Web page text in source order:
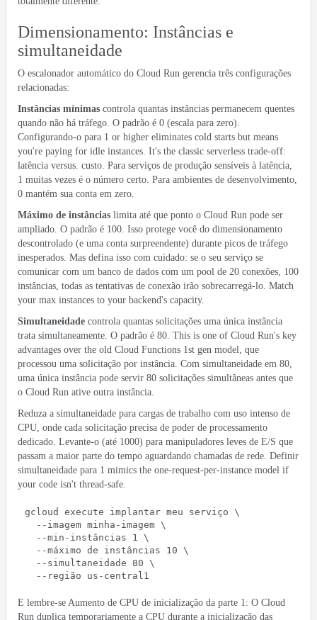
Dimensionamento: Instâncias e
simultaneidade
O escalonador automático do Cloud Run gerencia três configurações
relacionadas:
Instâncias mínimas controla quantas instâncias permanecem quentes
quando não há tráfego. O padrão é 0 (escala para zero).
Configurando-o para 1 or higher eliminates cold starts but means
you're paying for idle instances. It's the classic serverless trade-off:
latência versus. custo. Para serviços de produção sensíveis à latência,
1 muitas vezes é o número certo. Para ambientes de desenvolvimento,
0 mantém sua conta em zero.
Máximo de instâncias limita até que ponto o Cloud Run pode ser
ampliado. O padrão é 100. Isso protege você do dimensionamento
descontrolado (e uma conta surpreendente) durante picos de tráfego
inesperados. Mas defina isso com cuidado: se o seu serviço se
comunicar com um banco de dados com um pool de 20 conexões, 100
instâncias, todas as tentativas de conexão irão sobrecarregá-lo. Match
your max instances to your backend's capacity.
Simultaneidade controla quantas solicitações uma única instância
trata simultaneamente. O padrão é 80. This is one of Cloud Run's key
advantages over the old Cloud Functions 1st gen model, que
processou uma solicitação por instância. Com simultaneidade em 80,
uma única instância pode servir 80 solicitações simultâneas antes que
o Cloud Run ative outra instância.
Reduza a simultaneidade para cargas de trabalho com uso intenso de
CPU, onde cada solicitação precisa de poder de processamento
dedicado. Levante-o (até 1000) para manipuladores leves de E/S que
passam a maior parte do tempo aguardando chamadas de rede. Definir
simultaneidade para 1 mimics the one-request-per-instance model if
your code isn't thread-safe.
gcloud execute implantar meu serviço \
  --imagem minha-imagem \
  --min-instâncias 1 \
  --máximo de instâncias 10 \
  --simultaneidade 80 \
  --região us-central1
E lembre-se Aumento de CPU de inicialização da parte 1: O Cloud
Run duplica temporariamente a CPU durante a inicialização das